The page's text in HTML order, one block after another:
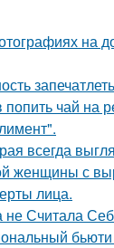
на
чай на
всегда
женщины с
лица.
Считала